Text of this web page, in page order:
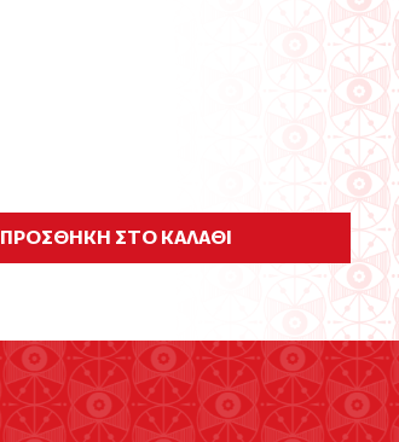
ΠΡΟΣΘΗΚΗ ΣΤΟ ΚΑΛΑΘΙ